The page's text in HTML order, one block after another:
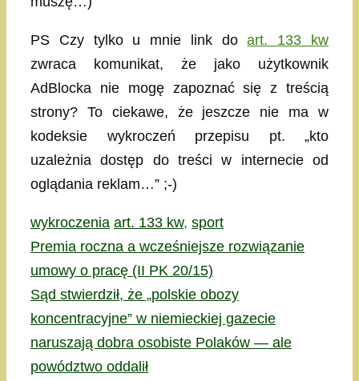
PS Czy tylko u mnie link doart. 133 kw
zwraca komunikat, że jako użytkownik
AdBlocka nie mogę zapoznać się z treścią
strony? To ciekawe, że jeszcze nie ma w
kodeksie wykroczeń przepisu pt. „kto
uzależnia dostęp do treści w internecie od
oglądania reklam…” ;-)
Kategorie
wykroczenia Tagi
art. 133 kw, sport
Premia roczna a wcześniejsze rozwiązanie
umowy o pracę (II PK 20/15)
Sąd stwierdził, że „polskie obozy
koncentracyjne” w niemieckiej gazecie
naruszają dobra osobiste Polaków — ale
powództwo oddalił